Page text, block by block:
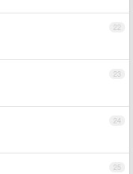
22
23
24
25